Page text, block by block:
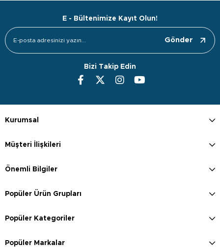
E - Bültenimize Kayıt Olun!
Gönder
Bizi Takip Edin
Kurumsal
Müşteri İlişkileri
Önemli Bilgiler
Popüler Ürün Grupları
Popüler Kategoriler
Popüler Markalar